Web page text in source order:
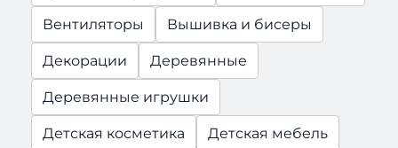
Вентиляторы Вышивка и бисеры
Декорации Деревянные
Деревянные игрушки
Детская косметика Детская мебель